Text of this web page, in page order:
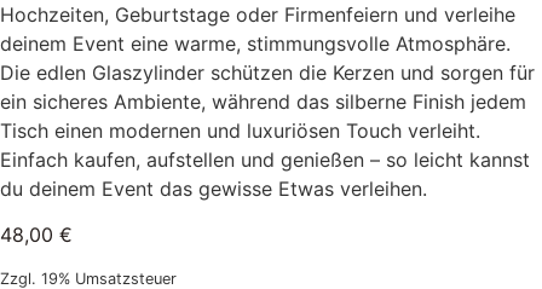
Hochzeiten, Geburtstage oder Firmenfeiern und verleihe
deinem Event eine warme, stimmungsvolle Atmosphäre.
Die edlen Glaszylinder schützen die Kerzen und sorgen für
ein sicheres Ambiente, während das silberne Finish jedem
Tisch einen modernen und luxuriösen Touch verleiht.
Einfach kaufen, aufstellen und genießen – so leicht kannst
du deinem Event das gewisse Etwas verleihen.
48,00 €
Zzgl. 19% Umsatzsteuer